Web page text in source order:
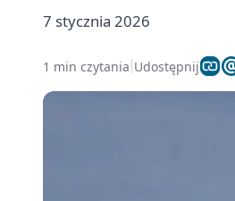
7 stycznia 2026
1 min czytania Udostępnij